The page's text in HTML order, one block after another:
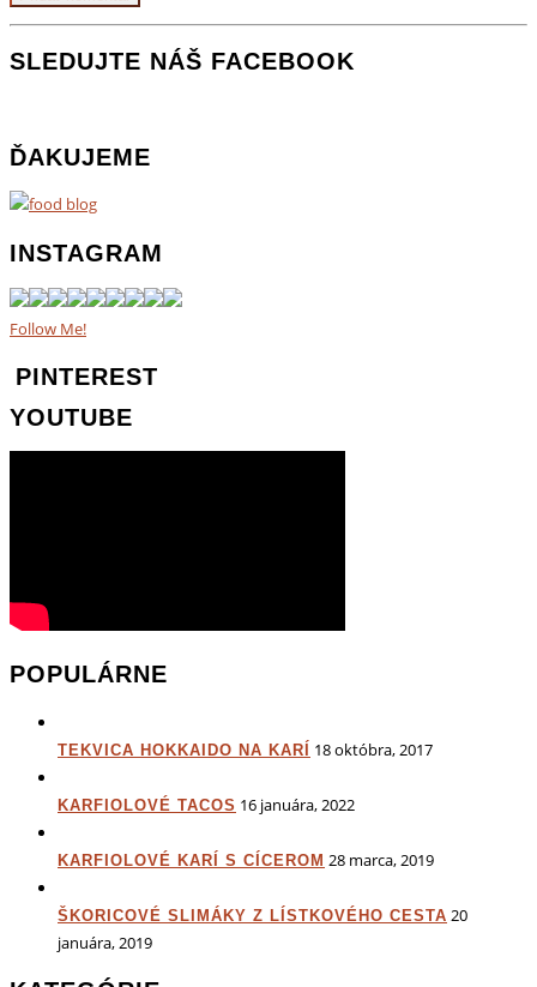
SLEDUJTE NÁŠ FACEBOOK
ĎAKUJEME
INSTAGRAM
Follow Me!
PINTEREST
YOUTUBE
POPULÁRNE
TEKVICA HOKKAIDO NA KARÍ 18 októbra, 2017
KARFIOLOVÉ TACOS 16 januára, 2022
KARFIOLOVÉ KARÍ S CÍCEROM 28 marca, 2019
ŠKORICOVÉ SLIMÁKY Z LÍSTKOVÉHO CESTA 20
januára, 2019